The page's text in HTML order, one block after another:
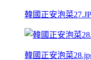
韓國正安泡菜
韓國正安泡菜